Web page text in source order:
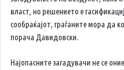
власт, но решението е
сообраќајот, граѓаните мора да
порача Давидовски.
Најопасните загадувачи не се